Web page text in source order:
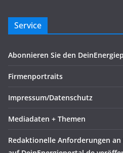
Service
Abonnieren Sie den
Firmenportraits
Impressum/Datenschutz
Mediadaten + Themen
Redaktionelle Anforderungen